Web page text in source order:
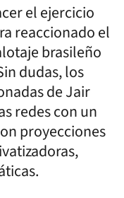
el ejercicio
reaccionado el
brasileño
dudas, los
de Jair
redes con un
proyecciones